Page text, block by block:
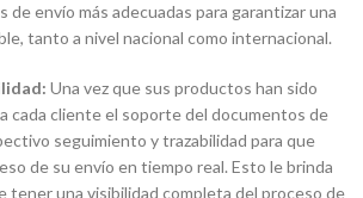
de envío más adecuadas para garantizar una
tanto a nivel nacional como internacional.
Una vez que sus productos han sido
cada cliente el soporte del documentos de
seguimiento y trazabilidad para que
de su envío en tiempo real. Esto le brinda
tener una visibilidad completa del proceso de